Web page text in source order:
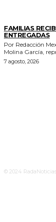
FAMILIAS
ENTREGADAS
Por Redacción Mexicali.- Tras una exitosa gestión, el diputado Juan Manuel
Molina García,
7 agosto, 2026
© 2024